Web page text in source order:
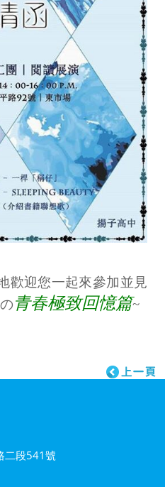
歡迎您一起來參加並見
青春極致回憶篇~
二段541號